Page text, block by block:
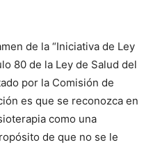
de la “Iniciativa de Ley
80 de la Ley de Salud del
por la Comisión de
es que se reconozca en
como una
de que no se le